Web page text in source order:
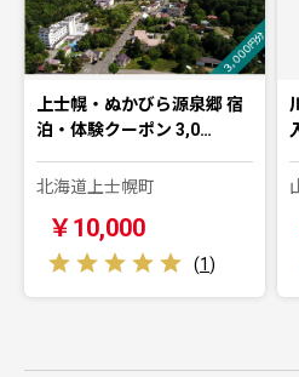
上士幌・ぬかびら源泉郷 宿
泊・体験クーポン 3,0…
北海道上士幌町
￥10,000
(1)